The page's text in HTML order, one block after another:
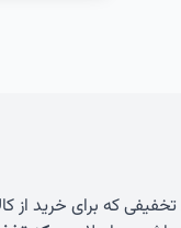
که برای خرید از